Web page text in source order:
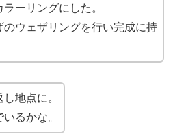
ーリングにした。
のウェザリングを行い完成に持
地点に。
るかな。